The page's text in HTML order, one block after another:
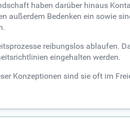
haben darüber hinaus
außerdem Bedenken ein sowie
reibungslos ablaufen.
eingehalten werden.
Konzeptionen sind sie oft im